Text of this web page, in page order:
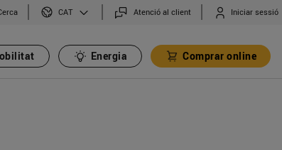
CAT Atenció al client Iniciar sessió
Energia Comprar online